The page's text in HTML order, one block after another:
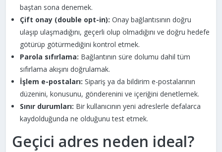
baştan sona denemek.
Çift onay (double opt-in): Onay bağlantısının doğru
ulaşıp ulaşmadığını, geçerli olup olmadığını ve doğru hedefe
götürüp götürmediğini kontrol etmek.
Parola sıfırlama: Bağlantının süre dolumu dahil tüm
sıfırlama akışını doğrulamak.
İşlem e-postaları: Sipariş ya da bildirim e-postalarının
düzenini, konusunu, gönderenini ve içeriğini denetlemek.
Sınır durumları: Bir kullanıcının yeni adreslerle defalarca
kaydolduğunda ne olduğunu test etmek.
Geçici adres neden ideal?